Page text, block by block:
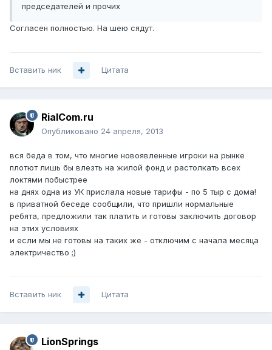
председателей и прочих
Согласен полностью. На шею сядут.
Вставить ник Цитата
RialCom.ru
Опубликовано 24 апреля, 2013
вся беда в том, что многие новоявленные игроки на рынке
плотют лишь бы влезть на жилой фонд и растолкать всех
локтями побыстрее
на днях одна из УК прислала новые тарифы - по 5 тыр с дома!
в приватной беседе сообщили, что пришли нормальные
ребята, предложили так платить и готовы заключить договор
на этих условиях
и если мы не готовы на таких же - отключим с начала месяца
электричество ;)
Вставить ник Цитата
LionSprings